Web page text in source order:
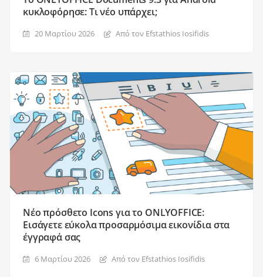
κυκλοφόρησε: Τι νέο υπάρχει;
20 Μαρτίου 2026 Από τον Efstathios Iosifidis
Νέο πρόσθετο Icons για το ONLYOFFICE:
Εισάγετε εύκολα προσαρμόσιμα εικονίδια στα
έγγραφά σας
6 Μαρτίου 2026 Από τον Efstathios Iosifidis